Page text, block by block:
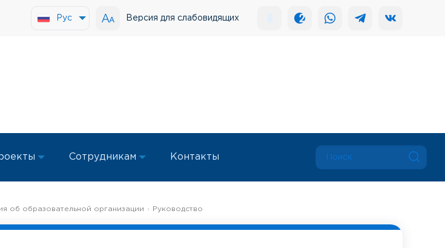
Рус Версия для слабовидящих
Сотрудникам Контакты
об образовательной организации Руководство